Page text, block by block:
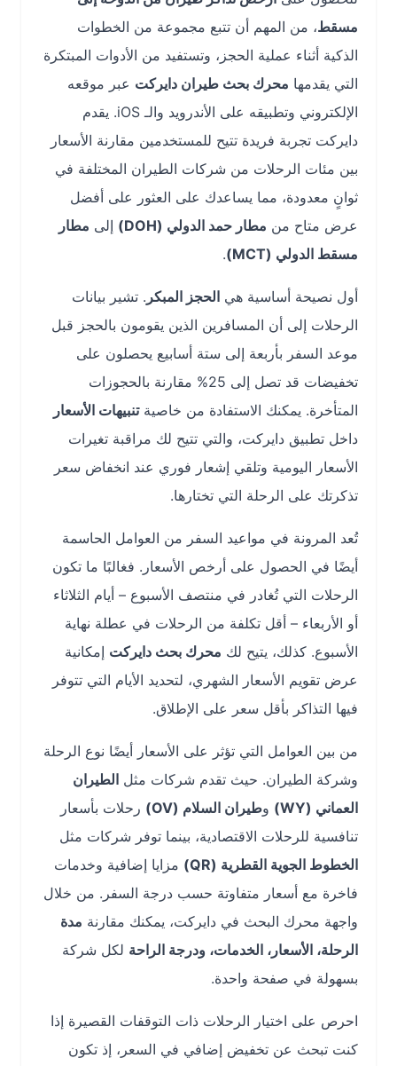
مسقط، من المهم أن تتبع مجموعة من الخطوات
الذكية أثناء عملية الحجز، وتستفيد من الأدوات المبتكرة
التي يقدمهامحرك بحث طيران دايركتعبر موقعه
الإلكتروني وتطبيقه على الأندرويد والـ iOS. يقدم
دايركت تجربة فريدة تتيح للمستخدمين مقارنة الأسعار
بين مئات الرحلات من شركات الطيران المختلفة في
ثوانٍ معدودة، مما يساعدك على العثور على أفضل
عرض متاح منمطار حمد الدولي (DOH) إلىمطار
مسقط الدولي (MCT)
.
أول نصيحة أساسية هيالحجز المبكر. تشير بيانات
الرحلات إلى أن المسافرين الذين يقومون بالحجز قبل
موعد السفر بأربعة إلى ستة أسابيع يحصلون على
تخفيضات قد تصل إلى 25% مقارنة بالحجوزات
المتأخرة. يمكنك الاستفادة من خاصيةتنبيهات الأسعار
داخل تطبيق دايركت، والتي تتيح لك مراقبة تغيرات
الأسعار اليومية وتلقي إشعار فوري عند انخفاض سعر
تذكرتك على الرحلة التي تختارها.
تُعد المرونة في مواعيد السفر من العوامل الحاسمة
أيضًا في الحصول على أرخص الأسعار. فغالبًا ما تكون
الرحلات التي تُغادر في منتصف الأسبوع – أيام الثلاثاء
أو الأربعاء – أقل تكلفة من الرحلات في عطلة نهاية
الأسبوع. كذلك، يتيح لكمحرك بحث دايركتإمكانية
عرض تقويم الأسعار الشهري، لتحديد الأيام التي تتوفر
فيها التذاكر بأقل سعر على الإطلاق.
من بين العوامل التي تؤثر على الأسعار أيضًا نوع الرحلة
وشركة الطيران. حيث تقدم شركات مثلالطيران
العماني (WY)
وطيران السلام (OV)
رحلات بأسعار
تنافسية للرحلات الاقتصادية، بينما توفر شركات مثل
الخطوط الجوية القطرية (QR)
مزايا إضافية وخدمات
فاخرة مع أسعار متفاوتة حسب درجة السفر. من خلال
واجهة محرك البحث في دايركت، يمكنك مقارنةمدة
الرحلة، الأسعار، الخدمات، ودرجة الراحةلكل شركة
بسهولة في صفحة واحدة.
احرص على اختيار الرحلات ذات التوقفات القصيرة إذا
كنت تبحث عن تخفيض إضافي في السعر، إذ تكون